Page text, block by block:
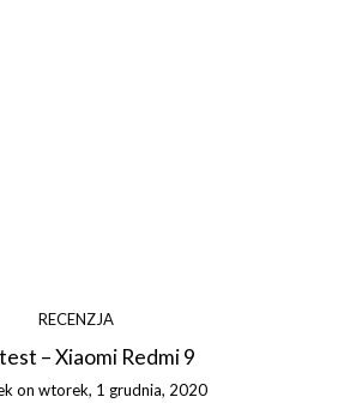
RECENZJA
– Xiaomi Redmi 9
on wtorek, 1 grudnia, 2020